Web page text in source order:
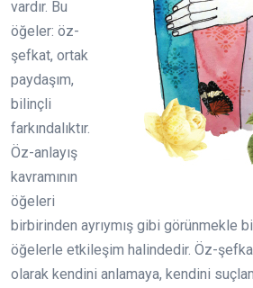
vardır. Bu
öğeler: öz-
şefkat, ortak
paydaşım,
bilinçli
farkındalıktır.
Öz-anlayış
kavramının
öğeleri
birbirinden ayrıymış gibi görünmekle
öğelerle etkileşim halindedir. Öz-
olarak kendini anlamaya, kendini